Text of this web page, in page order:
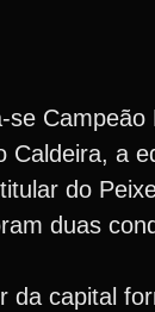
Campeão
Caldeira, a
do
duas
da capital